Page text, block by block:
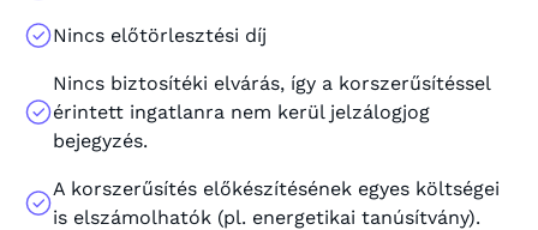
Nincs előtörlesztési díj
Nincs biztosítéki elvárás, így a korszerűsítéssel
érintett ingatlanra nem kerül jelzálogjog
bejegyzés.
A korszerűsítés előkészítésének egyes költségei
is elszámolhatók (pl. energetikai tanúsítvány).